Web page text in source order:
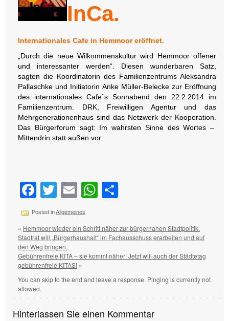
InCa.
Internationales Cafe in Hemmoor eröffnet.
„Durch die neue Wilkommenskultur wird Hemmoor offener
und interessanter werden“. Diesen wunderbaren Satz,
sagten die Koordinatorin des Familienzentrums Aleksandra
Pallaschke und Initiatorin Anke Müller-Belecke zur Eröffnung
des internationales Cafe`s Sonnabend den 22.2.2014 im
Familienzentrum. DRK, Freiwilligen Agentur und das
Mehrgenerationenhaus sind das Netzwerk der Kooperation.
Das Bürgerforum sagt: Im wahrsten Sinne des Wortes –
Mittendrin statt außen vor.
Facebook
Twitter
EmailWhatsApp
Posted inAllgemeines
« Hemmoor wieder ein Schritt näher zur bürgernahen Stadtpolitik.
Stadtrat will „Bürgerhaushalt“ im Fachausschuss erarbeiten und auf
den Weg bringen.
Gebührenfreie KITA – sie kommt näher! Jetzt will auch der Städtetag
gebührenfreie KITAS! »
You can skip to the end and leave a response. Pinging is currently not
allowed.
Hinterlassen Sie einen Kommentar